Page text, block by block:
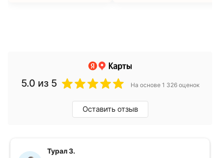
5.0 из 5 На основе 1 326 оценок
Оставить отзыв
Турал З.